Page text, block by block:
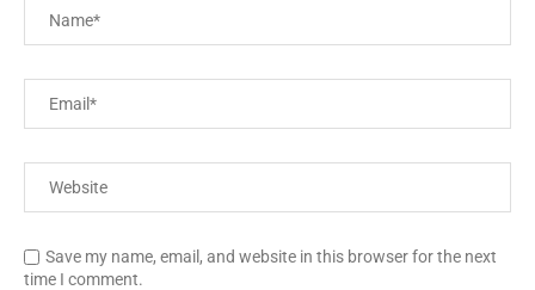
Save my name, email, and website in this browser for the next
time I comment.